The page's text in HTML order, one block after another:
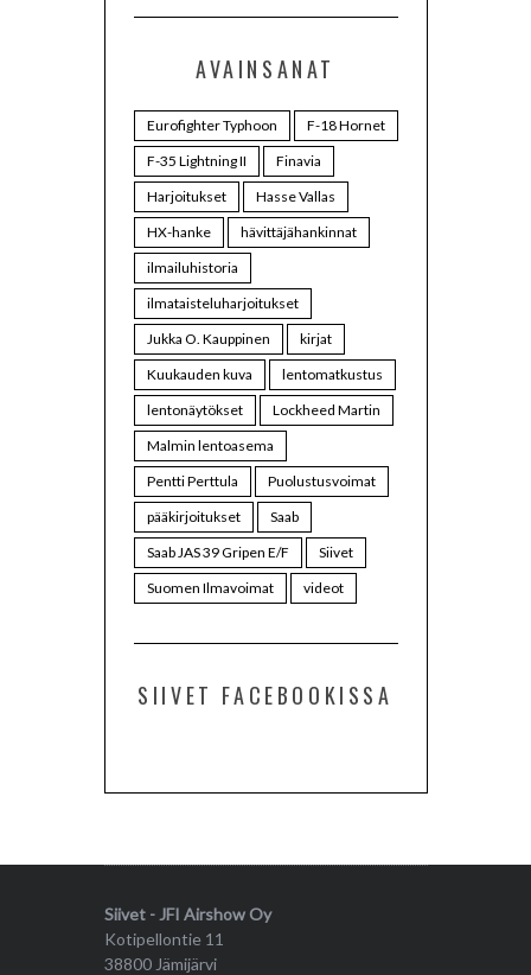
AVAINSANAT
Eurofighter Typhoon
F-18 Hornet
F-35 Lightning II
Finavia
Harjoitukset
Hasse Vallas
HX-hanke
hävittäjähankinnat
ilmailuhistoria
ilmataisteluharjoitukset
Jukka O. Kauppinen
kirjat
Kuukauden kuva
lentomatkustus
lentonäytökset
Lockheed Martin
Malmin lentoasema
Pentti Perttula
Puolustusvoimat
pääkirjoitukset
Saab
Saab JAS 39 Gripen E/F
Siivet
Suomen Ilmavoimat
videot
SIIVET FACEBOOKISSA
Siivet - JFI Airshow Oy
Kotipellontie 11
38800 Jämijärvi